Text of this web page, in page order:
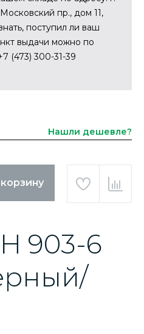
пр., дом 11,
поступил ли ваш
выдачи можно по
(473) 300-31-39
Нашли дешевле?
903-6